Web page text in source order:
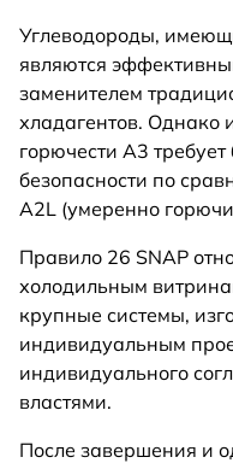
Углеводороды,
являются
заменителем
хладагентов. Однако
горючести A3
безопасности по
A2L (умеренно
Правило 26 SNAP
холодильным
крупные системы,
индивидуальным
индивидуального
властями.
После завершения и